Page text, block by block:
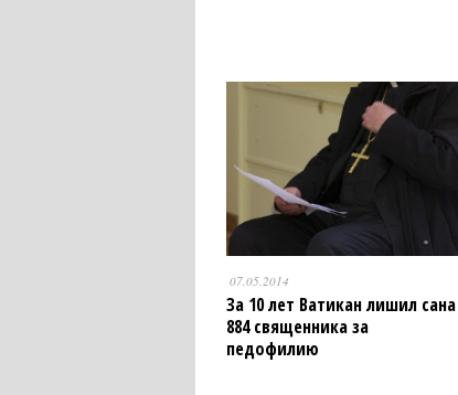
07.05.2014
За 10 лет Ватикан лишил сана
884 священника за
педофилию